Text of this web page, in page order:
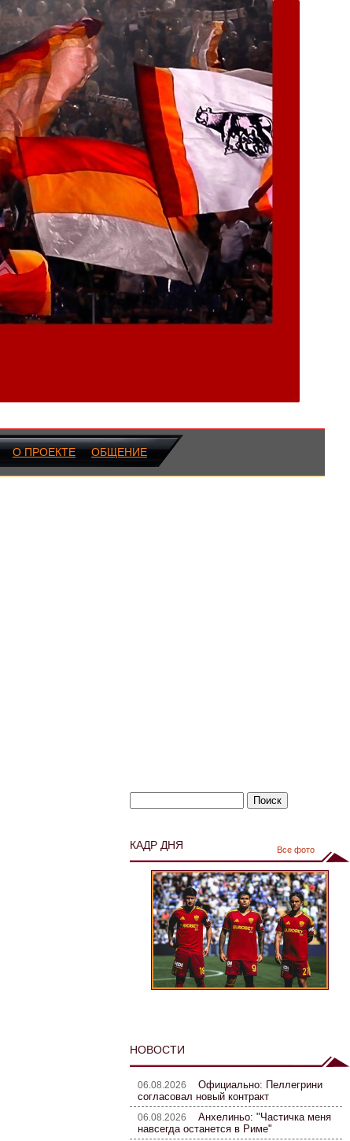
О ПРОЕКТЕ ОБЩЕНИЕ
КАДР ДНЯ Все фото
НОВОСТИ
06.08.2026 Официально: Пеллегрини
согласовал новый контракт
06.08.2026 Анхелиньо: "Частичка меня
навсегда останется в Риме"